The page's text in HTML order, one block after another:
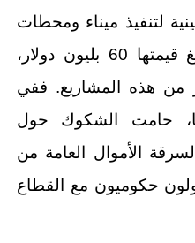
لتنفيذ ميناء ومحطات
للطاقة ومشاريع أخرى تبلغ قيمتها 60 بليون دولار،
من هذه المشاريع. ففي
حامت الشكوك حول
الأموال العامة من
حكوميون مع القطاع